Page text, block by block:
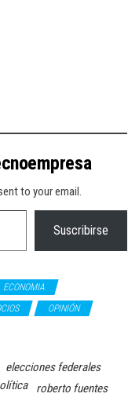
to your email.
Suscribirse
ECONOMIA
OPINIÓN
elecciones federales
roberto fuentes